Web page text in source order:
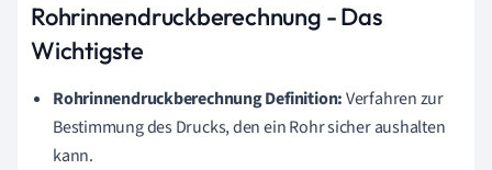
Rohrinnendruckberechnung - Das
Wichtigste
Rohrinnendruckberechnung Definition:Verfahren zur
Bestimmung des Drucks, den ein Rohr sicher aushalten
kann.